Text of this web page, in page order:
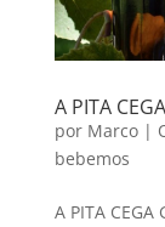
A PITA CEGA
por Marco|
bebemos
A PITA